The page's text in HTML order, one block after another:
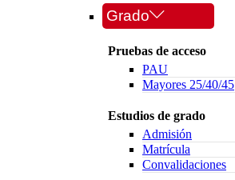
Grado
Pruebas de acceso
PAU
Mayores 25/40/45
Estudios de grado
Admisión
Matrícula
Convalidaciones